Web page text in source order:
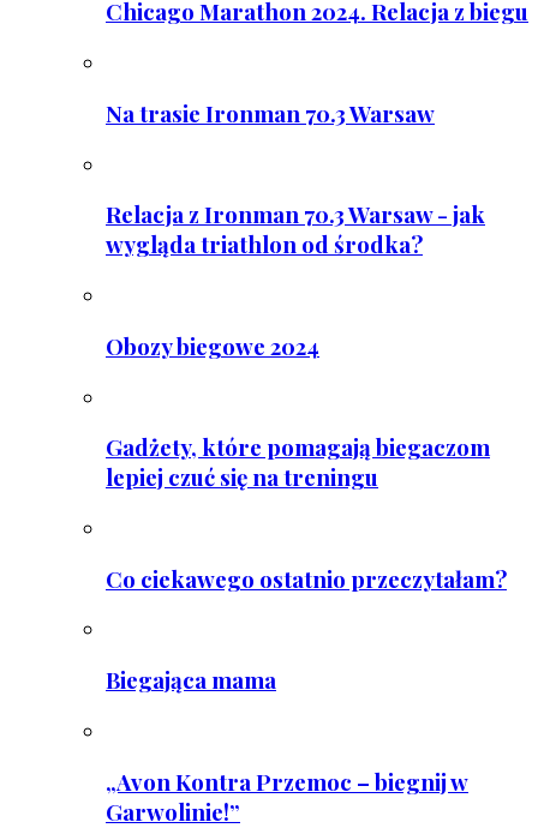
Chicago Marathon 2024. Relacja z biegu
Na trasie Ironman 70.3 Warsaw
Relacja z Ironman 70.3 Warsaw - jak
wygląda triathlon od środka?
Obozy biegowe 2024
Gadżety, które pomagają biegaczom
lepiej czuć się na treningu
Co ciekawego ostatnio przeczytałam?
Biegająca mama
„Avon Kontra Przemoc – biegnij w
Garwolinie!”